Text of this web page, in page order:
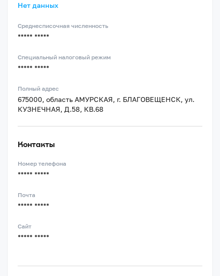
Нет данных
Среднесписочная численность
***** *****
Специальный налоговый режим
***** *****
Полный адрес
675000, область АМУРСКАЯ, г. БЛАГОВЕЩЕНСК, ул.
КУЗНЕЧНАЯ, Д.58, КВ.68
Контакты
Номер телефона
***** *****
Почта
***** *****
Сайт
***** *****